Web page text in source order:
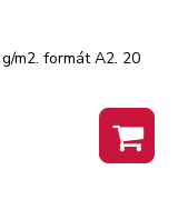
m2. formát A2. 20